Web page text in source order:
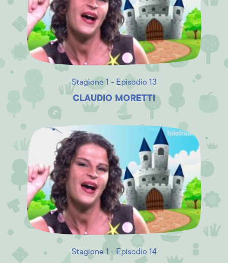
Stagione 1 - Episodio 13
CLAUDIO MORETTI
Stagione 1 - Episodio 14